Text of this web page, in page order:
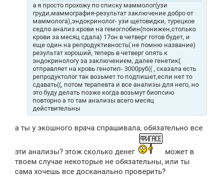
а я просто прохожу по списку маммолог(узи
груди,маммография-результат заключение добро от
маммолога),эндокринолог- узи щетовидки, турецкое
седло анализ крови на гемоглобин(понижен,столько
крови за месяц сдала) 17он в четверг готов будет, и
еще один на репродуктивность( не помню название)
результат хороший, теперь в четверг опять к
эндокринологу за заключением, далее генетик(
отправляет на кровь генотип- 3000руб(( , сказала есть
репродуктолог так возьмет то подпишет,если нет то
сдавать((, потом терапевта и все анализы для него, но
это буду делать позже когда возьмут биопсию
повторно а то там анализы всего месяц
действительны
а ты у экошного врача спрашивала, обязательно все
эти анализы? этож сколько денег
может в
твоем случае некоторые не обязательны, или ты
сама хочешь все досканально проверить?